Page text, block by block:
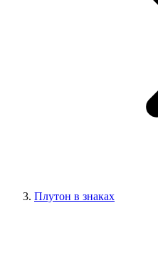
Плутон в знаках